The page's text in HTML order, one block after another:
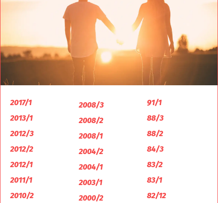
2017/1
2013/1
2012/3
2012/2
2012/1
2011/1
2010/2
2008/3
2008/2
2008/1
2004/2
2004/1
2003/1
2000/2
91/1
88/3
88/2
84/3
83/2
83/1
82/12